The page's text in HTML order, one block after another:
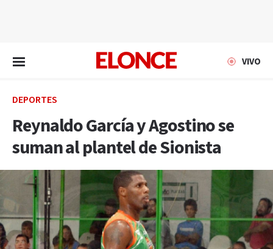
VIVO
DEPORTES
Reynaldo García y Agostino se
suman al plantel de Sionista